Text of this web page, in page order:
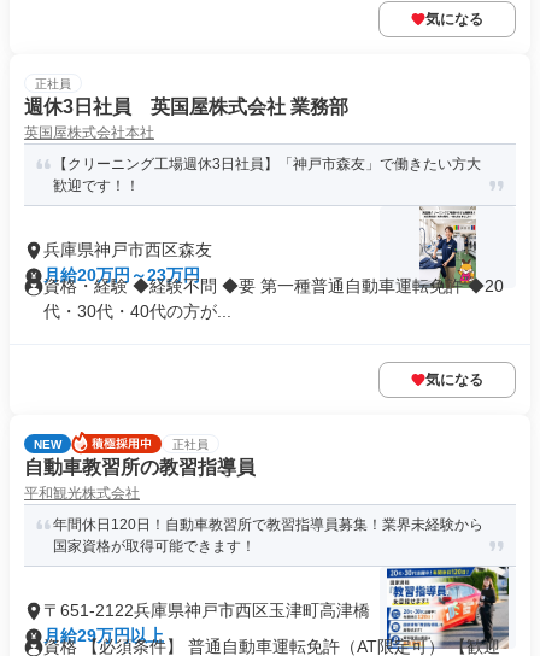
気になる
正社員
週休3日社員 英国屋株式会社 業務部
英国屋株式会社本社
【クリーニング工場週休3日社員】「神戸市森友」で働きたい方大
歓迎です！！
兵庫県神戸市西区森友
月給20万円～23万円
資格・経験 ◆経験不問 ◆要 第一種普通自動車運転免許 ◆20
代・30代・40代の方が...
気になる
NEW 正社員
自動車教習所の教習指導員
平和観光株式会社
年間休日120日！自動車教習所で教習指導員募集！業界未経験から
国家資格が取得可能できます！
〒651-2122兵庫県神戸市西区玉津町高津橋
月給29万円以上
資格 【必須条件】 普通自動車運転免許（AT限定可） 【歓迎